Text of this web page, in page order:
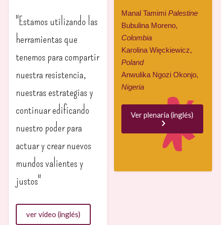
"Estamos utilizando las
herramientas que
tenemos para compartir
nuestra resistencia,
nuestras estrategias y
continuar edificando
nuestro poder para
actuar y crear nuevos
mundos valientes y
justos"
ver video (inglés)
Manal Tamimi Palestine
Bubulina Moreno,
Colombia
Karolina Więckiewicz,
Poland
Anwulika Ngozi Okonjo,
Nigeria
Ver plenaria (inglés)